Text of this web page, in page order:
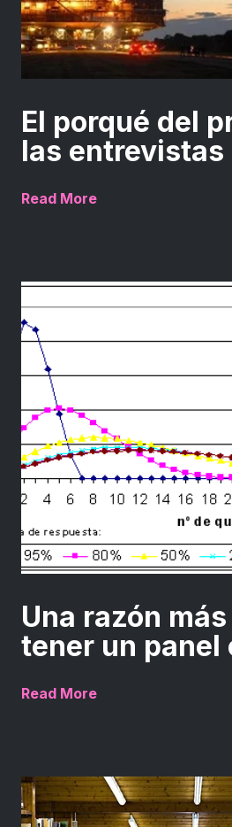
El porqué del
las entrevistas
Read More
Una razón
tener un panel
Read More